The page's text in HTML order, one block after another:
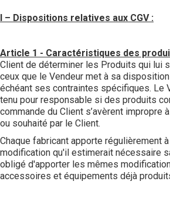
I – Dispositions relatives aux CGV :
Article 1 - Caractéristiques des
Client de déterminer les Produits qui lui
ceux que le Vendeur met à sa
échéant ses contraintes spécifiques. Le
tenu pour responsable si des produits
commande du Client s’avèrent impropre
ou souhaité par le Client.
Chaque fabricant apporte régulièrement
modification qu'il estimerait nécessaire
obligé d'apporter les mêmes
accessoires et équipements déjà